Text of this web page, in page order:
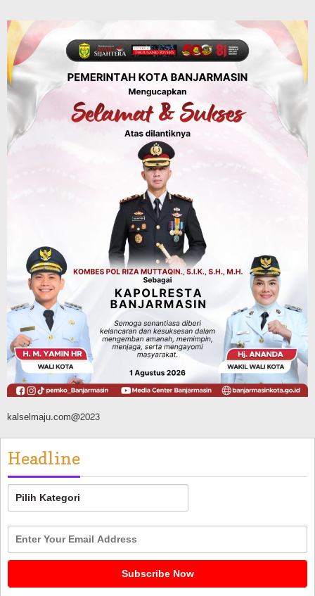
Agustus 8, 2026
Pemerintahan Sosial & Keagamaan
Banjarmasin Pilot Project Perlinsos
Digital, Target 30 Persen IKD Masih
Jauh, Komisi II DPR Turun Tangan
Agustus 7, 2026
Pembangunan
Jalan Veteran Km 5,5 Sungai Lulut
Dibuka Pasca Retak dan Amblas,
Angkutan Bertonase 6 Ton Lebih Tak
Diperbolehkan Melintas
Agustus 7, 2026
Headline
Panaskan Kembali Arena Panjat Tebing,
FPTI Banjarmasin Siapkan Sirkuit se-
Kalsel
Agustus 8, 2026
kalselmaju.com@2023
Headline
Headline